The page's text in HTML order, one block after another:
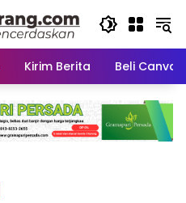
Kirim Berita Beli